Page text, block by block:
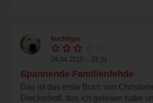
buchtiger
24.04.2018 – 23:31
Spannende Familienfehde
Das ist das erste Buch von
Dieckerhoff, das ich gelesen habe